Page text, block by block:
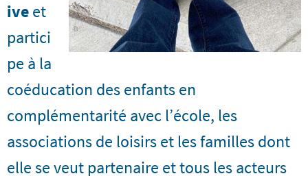
iveet
partici
pe à la
coéducation des enfants en
complémentarité avec l’école, les
associations de loisirs et les familles dont
elle se veut partenaire et tous les acteurs